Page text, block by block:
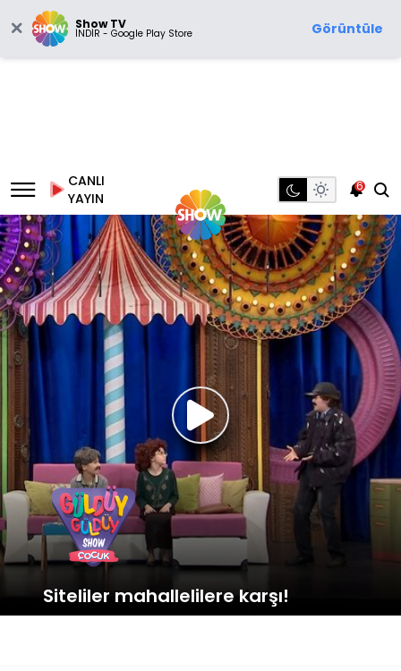
Show TV
İNDİR - Google Play Store Görüntüle
CANLI
YAYIN
6
Siteliler mahallelilere karşı!